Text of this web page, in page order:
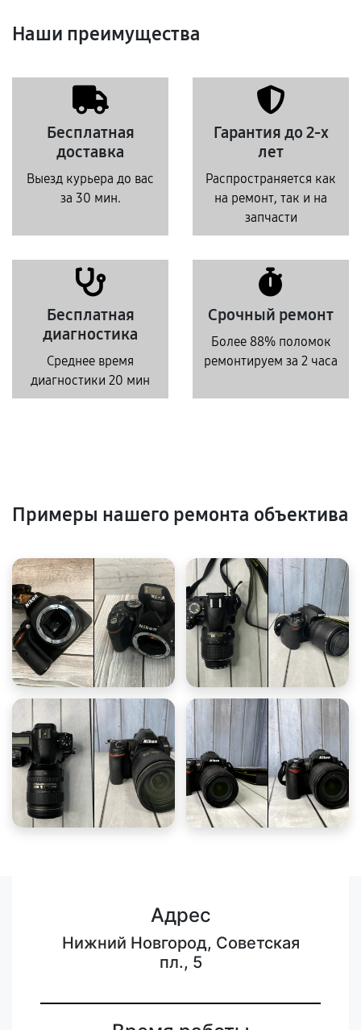
Наши преимущества
Бесплатная
доставка
Выезд курьера до вас
за 30 мин.
Гарантия до 2-х
лет
Распространяется как
на ремонт, так и на
запчасти
Бесплатная
диагностика
Среднее время
диагностики 20 мин
Срочный ремонт
Более 88% поломок
ремонтируем за 2 часа
Примеры нашего ремонта объектива
Адрес
Нижний Новгород, Советская
пл., 5